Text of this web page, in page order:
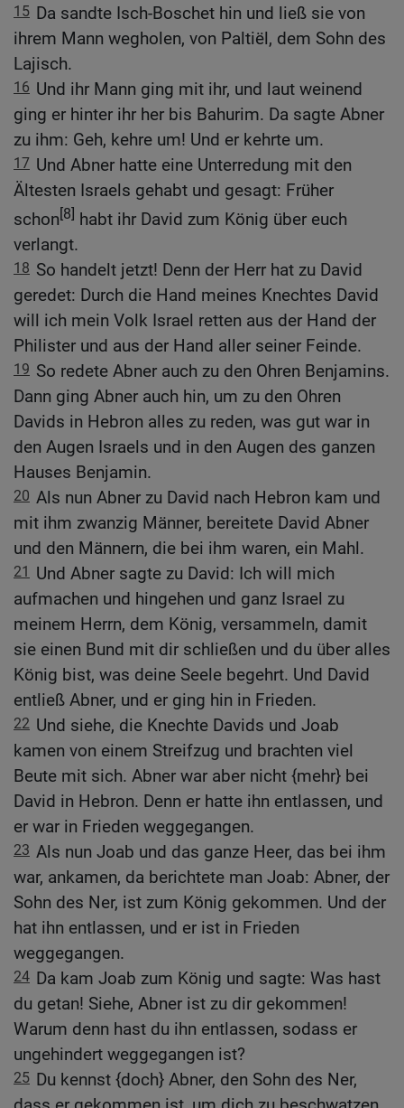
15 Da sandte Isch-Boschet hin und ließ sie von
ihrem Mann wegholen, von Paltiël, dem Sohn des
Lajisch.
16 Und ihr Mann ging mit ihr, und laut weinend
ging er hinter ihr her bis Bahurim. Da sagte Abner
zu ihm: Geh, kehre um! Und er kehrte um.
17 Und Abner hatte eine Unterredung mit den
Ältesten Israels gehabt und gesagt: Früher
schon[8] habt ihr David zum König über euch
verlangt.
18 So handelt jetzt! Denn der Herr hat zu David
geredet: Durch die Hand meines Knechtes David
will ich mein Volk Israel retten aus der Hand der
Philister und aus der Hand aller seiner Feinde.
19 So redete Abner auch zu den Ohren Benjamins.
Dann ging Abner auch hin, um zu den Ohren
Davids in Hebron alles zu reden, was gut war in
den Augen Israels und in den Augen des ganzen
Hauses Benjamin.
20 Als nun Abner zu David nach Hebron kam und
mit ihm zwanzig Männer, bereitete David Abner
und den Männern, die bei ihm waren, ein Mahl.
21 Und Abner sagte zu David: Ich will mich
aufmachen und hingehen und ganz Israel zu
meinem Herrn, dem König, versammeln, damit
sie einen Bund mit dir schließen und du über alles
König bist, was deine Seele begehrt. Und David
entließ Abner, und er ging hin in Frieden.
22 Und siehe, die Knechte Davids und Joab
kamen von einem Streifzug und brachten viel
Beute mit sich. Abner war aber nicht {mehr} bei
David in Hebron. Denn er hatte ihn entlassen, und
er war in Frieden weggegangen.
23 Als nun Joab und das ganze Heer, das bei ihm
war, ankamen, da berichtete man Joab: Abner, der
Sohn des Ner, ist zum König gekommen. Und der
hat ihn entlassen, und er ist in Frieden
weggegangen.
24 Da kam Joab zum König und sagte: Was hast
du getan! Siehe, Abner ist zu dir gekommen!
Warum denn hast du ihn entlassen, sodass er
ungehindert weggegangen ist?
25 Du kennst {doch} Abner, den Sohn des Ner,